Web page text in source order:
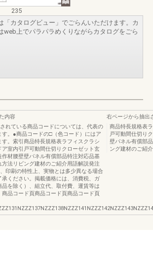
235
「カタログビュー」でごらんいただけます。カ
web上でパラパラめくりながらカタログをごら
内容
れている商品コードについては、代表の
。●商品コードの□（色コード）にはア
。索引商品特長規格表ラフィスクラシ
ア室内引戸可動間仕切りクローゼット玄
材腰壁壁パネル有償部品特注対応品基
法リビング建材のご紹介用語解説発注
印刷の特性上、実物とは多少異なる場合
ください。掲載価格には、消費税、ガ
を除く）、組立代、取付費、運賃等は
品コード頁商品コード頁商品コード頁
右ページから抽出
商品特長規格表
戸可動間仕切り
壁パネル有償部
ング建材のご紹